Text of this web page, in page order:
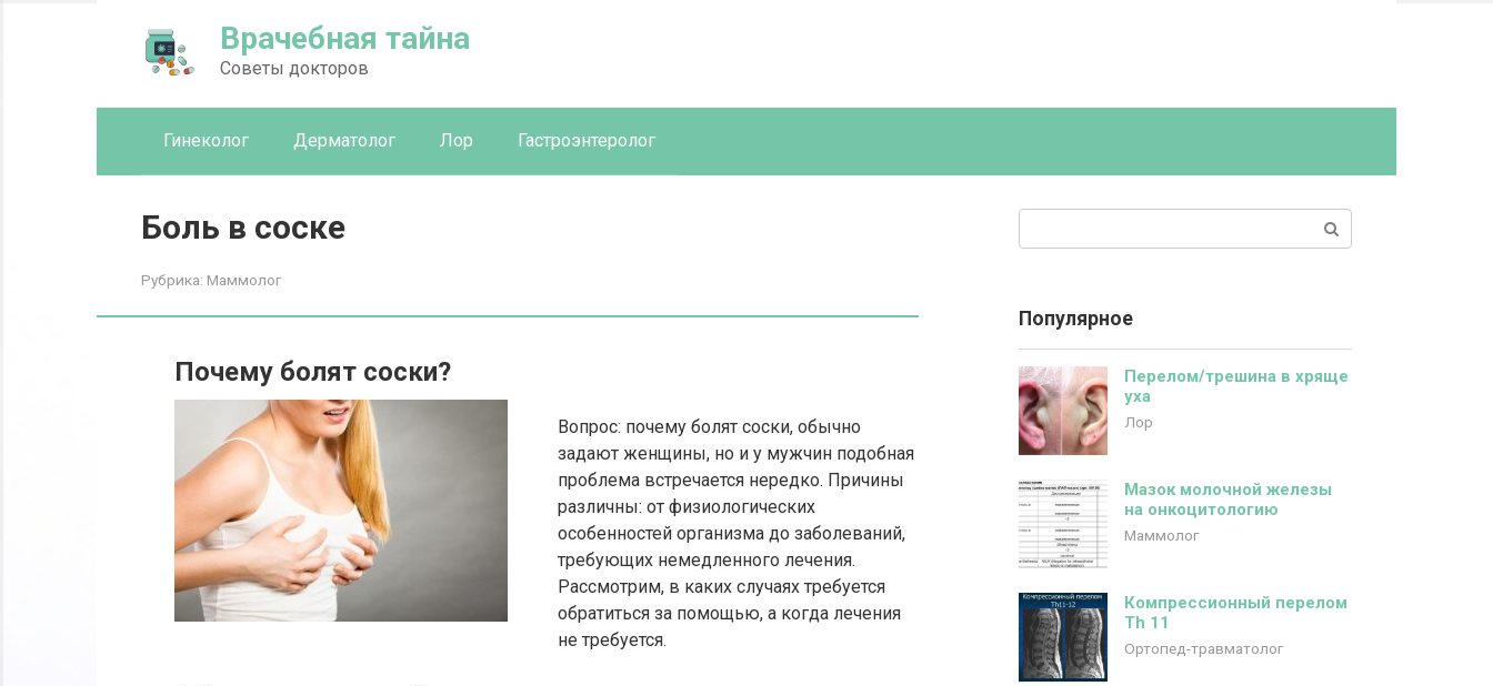
Врачебная тайна
Советы докторов
Гинеколог Дерматолог Лор Гастроэнтеролог
Боль в соске
Рубрика: Маммолог
Почему болят соски?
Вопрос: почему болят соски, обычно
задают женщины, но и у мужчин подобная
проблема встречается нередко. Причины
различны: от физиологических
особенностей организма до заболеваний,
требующих немедленного лечения.
Рассмотрим, в каких случаях требуется
обратиться за помощью, а когда лечения
не требуется.
Популярное
Перелом/трешина в хряще
уха
Лор
Мазок молочной железы
на онкоцитологию
Маммолог
Компрессионный перелом
Th 11
Ортопед-травматолог